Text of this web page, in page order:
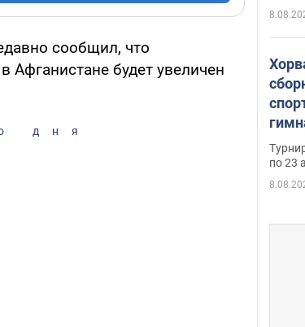
сообщил, что
Афганистане будет увеличен
дня
на
по 23